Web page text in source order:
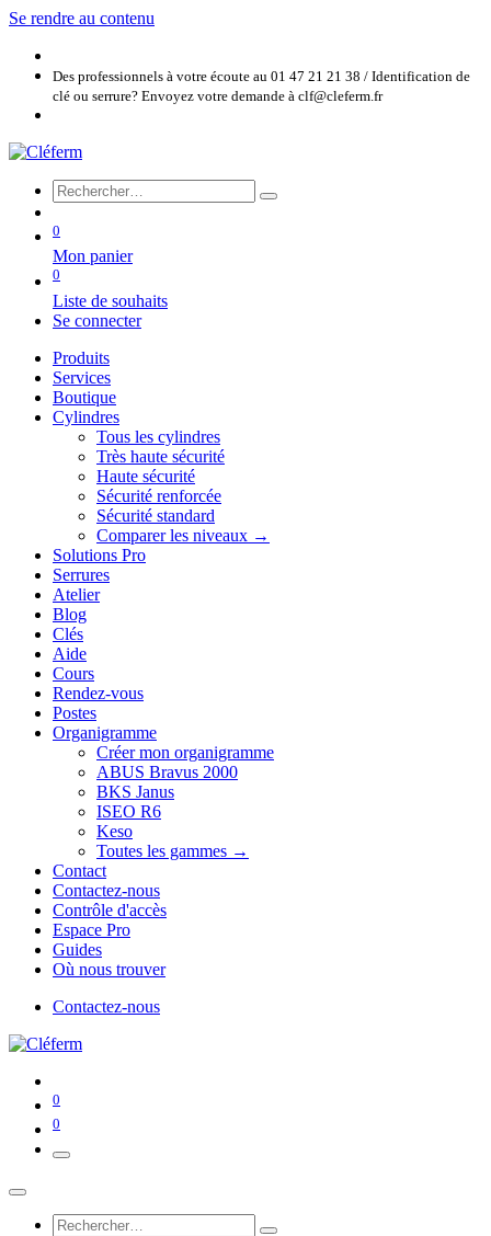
Se rendre au contenu
Des professionnels à votre écoute au 01 47 21 21 38 / Identification de
clé ou serrure? Envoyez votre demande à clf@cleferm.fr
0
Mon panier
0
Liste de souhaits
Se connecter
Produits
Services
Boutique
Cylindres
Tous les cylindres
Très haute sécurité
Haute sécurité
Sécurité renforcée
Sécurité standard
Comparer les niveaux →
Solutions Pro
Serrures
Atelier
Blog
Clés
Aide
Cours
Rendez-vous
Postes
Organigramme
Créer mon organigramme
ABUS Bravus 2000
BKS Janus
ISEO R6
Keso
Toutes les gammes →
Contact
Contactez-nous
Contrôle d'accès
Espace Pro
Guides
Où nous trouver
Contactez-nous
0
0